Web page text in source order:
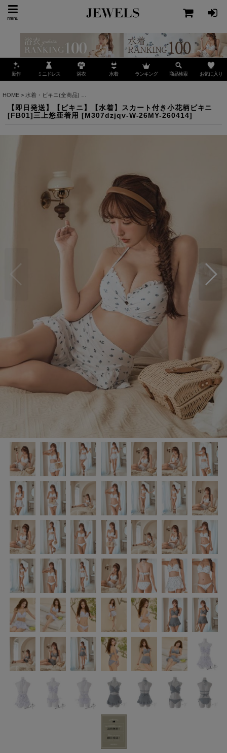
menu
新作 ミニドレス 浴衣 水着 ランキング 商品検索 お気に入り
HOME > 水着・ビキニ(全商品)
【即日発送】【ビキニ】【水着】スカート付き小花柄ビキニ
[FB01]三上悠亜着用 [M307dzjqv-W-26MY-260414]